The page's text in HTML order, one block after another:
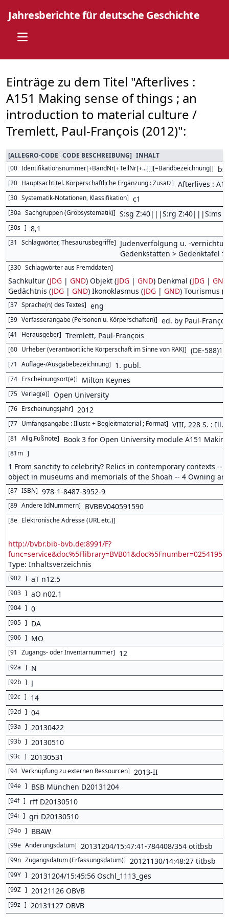
Jahresberichte für deutsche Geschichte
Open main menu
Einträge zu dem Titel "Afterlives :
A151 Making sense of things ; an
introduction to material culture /
Tremlett, Paul-François (2012)":
[ALLEGRO-CODE CODE BESCHREIBUNG] INHALT
[00 Identifikationsnummer[+BandNr[+TeilNr[+...]]][=Bandbezeichnung]]
[20 Hauptsachtitel. Körperschaftliche Ergänzung : Zusatz] Afterlives :
[30 Systematik-Notationen, Klassifikation] c1
[30a Sachgruppen (Grobsystematik)] S:sg Z:40|||S:rg Z:40|||S:ms
[30s ] 8,1
[31 Schlagwörter, Thesaurusbegriffe] Judenverfolgung u. -
Gedenkstätten > Gedenktafel
[330 Schlagwörter aus Fremddaten]
Sachkultur (JDG | GND) Objekt (JDG | GND) Denkmal (JDG | GND
Gedächtnis (JDG | GND) Ikonoklasmus (JDG | GND) Tourismus (
[37 Sprache(n) des Textes] eng
[39 Verfasserangabe (Personen u. Körperschaften)] ed. by Paul-
[41 Herausgeber] Tremlett, Paul-François
[60 Urheber (verantwortliche Körperschaft im Sinne von RAK)] (DE-
[71 Auflage-/Ausgabebezeichnung] 1. publ.
[74 Erscheinungsort(e)] Milton Keynes
[75 Verlag(e)] Open University
[76 Erscheinungsjahr] 2012
[77 Umfangsangabe : Illustr. + Begleitmaterial ; Format] VIII, 228 S. : Ill.,
[81 Allg.Fußnote] Book 3 for Open University module A151
[81m ]
1 From sanctity to celebrity? Relics in contemporary contexts
object in museums and memorials of the Shoah -- 4 Owning
[87 ISBN] 978-1-8487-3952-9
[89 Andere IdNummern] BVBBV040591590
[8e Elektronische Adresse (URL etc.)]
http://bvbr.bib-bvb.de:8991/F?
Type: Inhaltsverzeichnis
[902 ] aT n12.5
[903 ] aO n02.1
[904 ] 0
[905 ] DA
[906 ] MO
[91 Zugangs- oder Inventarnummer] 12
[92a ] N
[92b ] J
[92c ] 14
[92d ] 04
[93a ] 20130422
[93b ] 20130510
[93c ] 20130531
[94 Verknüpfung zu externen Ressourcen] 2013-II
[94e ] BSB München D20131204
[94f ] rff D20130510
[94i ] gri D20130510
[94o ] BBAW
[99e Änderungsdatum] 20131204/15:47:41-784408/354 otitbsb
[99n Zugangsdatum (Erfassungsdatum)] 20121130/14:48:27 titbsb
[99Y ] 20131204/15:45:56 Oschl_1113_ges
[99Z ] 20121126 OBVB
[99z ] 20131127 OBVB